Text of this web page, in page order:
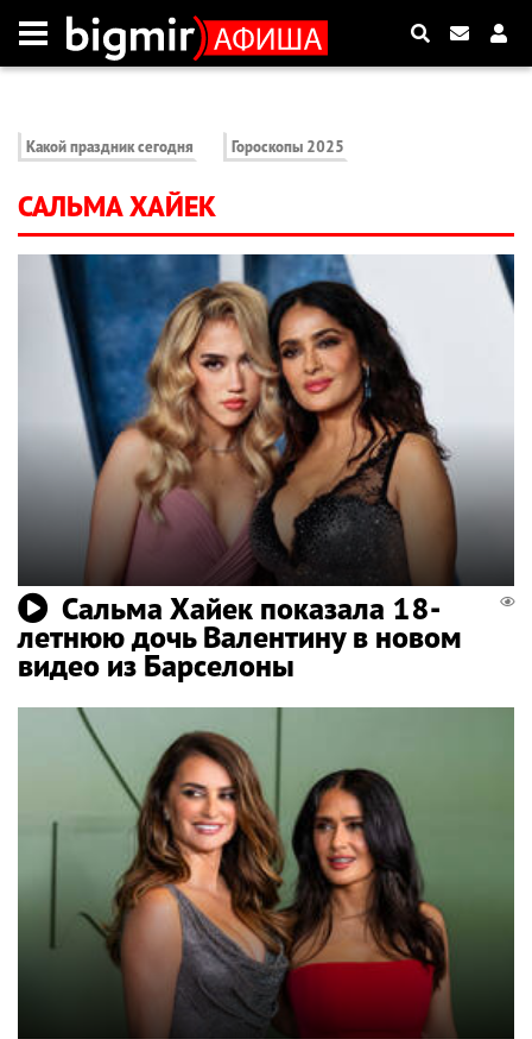
Какой праздник сегодня Гороскопы 2025
САЛЬМА ХАЙЕК
Сальма Хайек показала 18-
летнюю дочь Валентину в новом
видео из Барселоны